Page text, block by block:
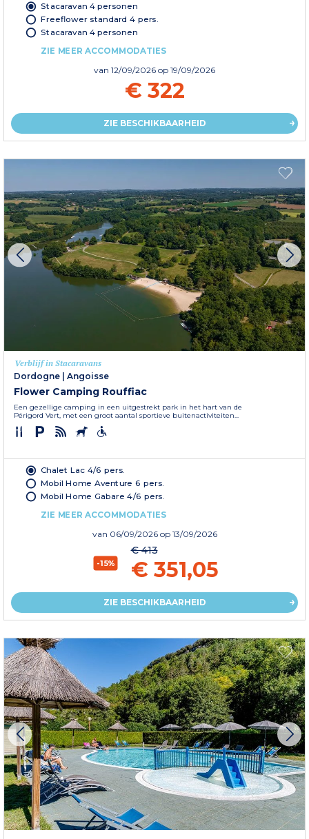
Stacaravan 4 personen
Freeflower standard 4 pers.
Stacaravan 4 personen
ZIE MEER ACCOMMODATIES
van 12/09/2026 op 19/09/2026
€ 322
ZIE BESCHIKBAARHEID
Verblijf in Stacaravans
Dordogne
Angoisse
Flower Camping Rouffiac
Een gezellige camping in een uitgestrekt park in het hart van de
Périgord Vert, met een groot aantal sportieve buitenactiviteiten...
Chalet Lac 4/6 pers.
Mobil Home Aventure 6 pers.
Mobil Home Gabare 4/6 pers.
ZIE MEER ACCOMMODATIES
van 06/09/2026 op 13/09/2026
-15%
€ 413
€ 351,05
ZIE BESCHIKBAARHEID